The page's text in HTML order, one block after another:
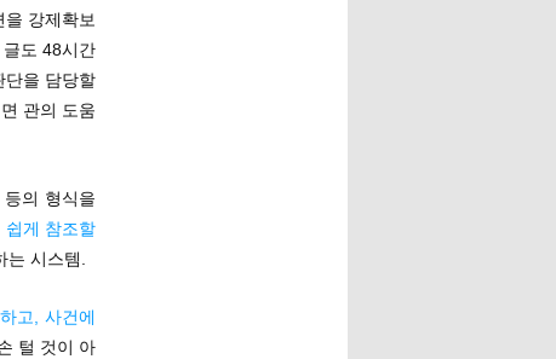
강제확보
도 48시간
단을 담당할
관의 도움
의 형식을
쉽게 참조할
시스템.
고, 사건에
털 것이 아